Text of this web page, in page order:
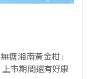
糖湘南黃金柑」
市期間還有好康